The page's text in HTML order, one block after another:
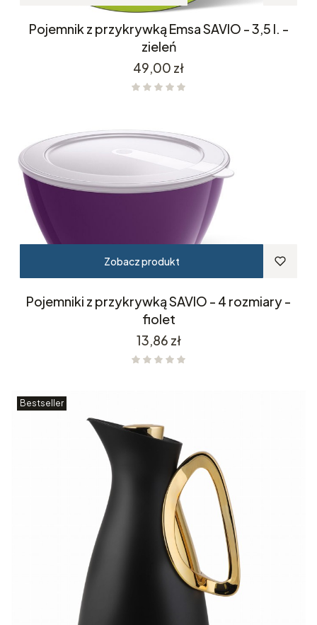
Pojemnik z przykrywką Emsa SAVIO - 3,5 l. -
zieleń
Cena
49,00 zł
Zobacz produkt
Pojemniki z przykrywką SAVIO - 4 rozmiary -
fiolet
Cena
13,86 zł
Bestseller